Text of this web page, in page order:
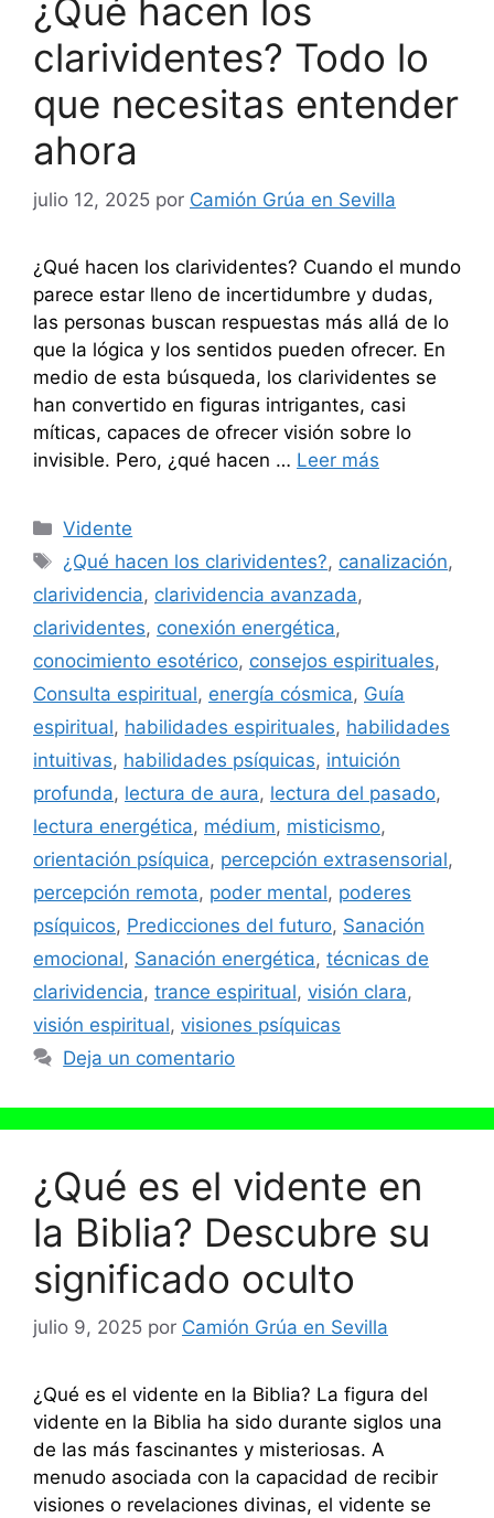
¿Qué hacen los
clarividentes? Todo lo
que necesitas entender
ahora
julio 12, 2025 por Camión Grúa en Sevilla
¿Qué hacen los clarividentes? Cuando el mundo
parece estar lleno de incertidumbre y dudas,
las personas buscan respuestas más allá de lo
que la lógica y los sentidos pueden ofrecer. En
medio de esta búsqueda, los clarividentes se
han convertido en figuras intrigantes, casi
míticas, capaces de ofrecer visión sobre lo
invisible. Pero, ¿qué hacen … Leer más
Categorías
Vidente
Etiquetas
¿Qué hacen los clarividentes?, canalización,
clarividencia, clarividencia avanzada,
clarividentes, conexión energética,
conocimiento esotérico, consejos espirituales,
Consulta espiritual, energía cósmica, Guía
espiritual, habilidades espirituales, habilidades
intuitivas, habilidades psíquicas, intuición
profunda, lectura de aura, lectura del pasado,
lectura energética, médium, misticismo,
orientación psíquica, percepción extrasensorial,
percepción remota, poder mental, poderes
psíquicos, Predicciones del futuro, Sanación
emocional, Sanación energética, técnicas de
clarividencia, trance espiritual, visión clara,
visión espiritual, visiones psíquicas
Deja un comentario
¿Qué es el vidente en
la Biblia? Descubre su
significado oculto
julio 9, 2025 por Camión Grúa en Sevilla
¿Qué es el vidente en la Biblia? La figura del
vidente en la Biblia ha sido durante siglos una
de las más fascinantes y misteriosas. A
menudo asociada con la capacidad de recibir
visiones o revelaciones divinas, el vidente se